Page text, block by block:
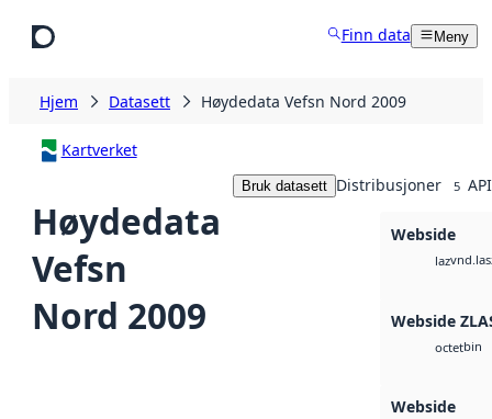
Finn data Meny
Hjem Datasett Høydedata Vefsn Nord 2009
Kartverket
Høydedata
Vefsn
Nord 2009
Bruk datasett Distribusjoner 5
Webside
laz
Webside
octetbin
Webside